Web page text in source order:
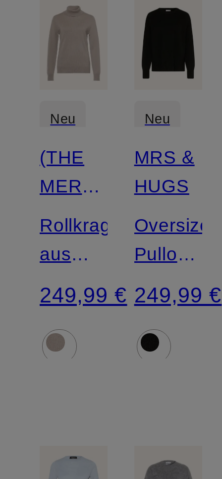
Neu
(THE
MERCER)
N.Y.
Rollkragenpullover
aus
Cashmere
249,99 €
Neu
Zertifiziert
MRS &
HUGS
Pullover
mit
249,99 €